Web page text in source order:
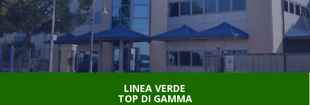
MEDIA
DOWNLOAD
SERVIZIO CLIENTI
LINEA VERDE
TOP DI GAMMA